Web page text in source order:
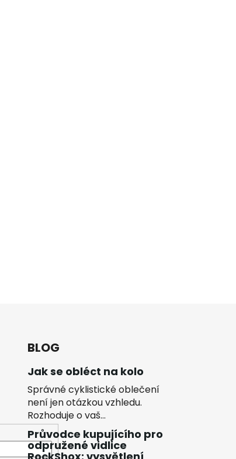
BLOG
Jak se obléct na kolo
Správné cyklistické oblečení
není jen otázkou vzhledu.
Rozhoduje o vaš...
Průvodce kupujícího pro
odpružené vidlice